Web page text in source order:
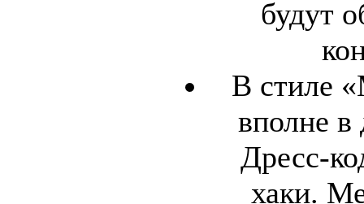
будут
В стиле
вполне в
Дресс-
хаки.